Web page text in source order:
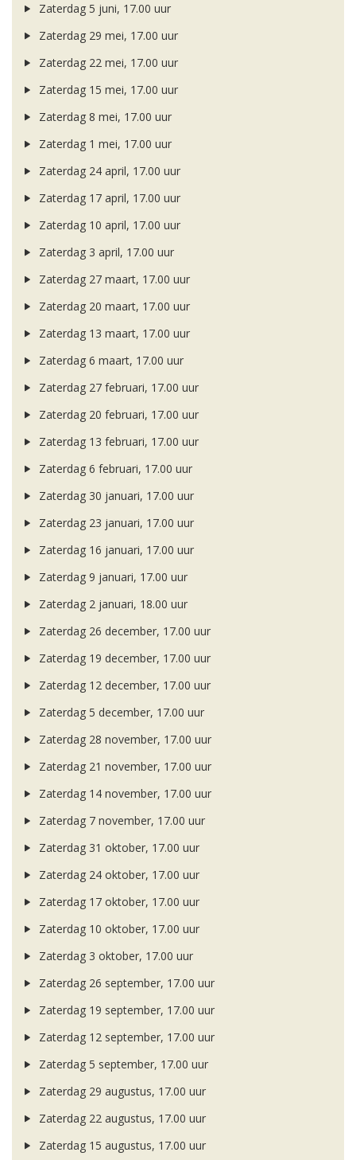
Zaterdag 5 juni, 17.00 uur
Zaterdag 29 mei, 17.00 uur
Zaterdag 22 mei, 17.00 uur
Zaterdag 15 mei, 17.00 uur
Zaterdag 8 mei, 17.00 uur
Zaterdag 1 mei, 17.00 uur
Zaterdag 24 april, 17.00 uur
Zaterdag 17 april, 17.00 uur
Zaterdag 10 april, 17.00 uur
Zaterdag 3 april, 17.00 uur
Zaterdag 27 maart, 17.00 uur
Zaterdag 20 maart, 17.00 uur
Zaterdag 13 maart, 17.00 uur
Zaterdag 6 maart, 17.00 uur
Zaterdag 27 februari, 17.00 uur
Zaterdag 20 februari, 17.00 uur
Zaterdag 13 februari, 17.00 uur
Zaterdag 6 februari, 17.00 uur
Zaterdag 30 januari, 17.00 uur
Zaterdag 23 januari, 17.00 uur
Zaterdag 16 januari, 17.00 uur
Zaterdag 9 januari, 17.00 uur
Zaterdag 2 januari, 18.00 uur
Zaterdag 26 december, 17.00 uur
Zaterdag 19 december, 17.00 uur
Zaterdag 12 december, 17.00 uur
Zaterdag 5 december, 17.00 uur
Zaterdag 28 november, 17.00 uur
Zaterdag 21 november, 17.00 uur
Zaterdag 14 november, 17.00 uur
Zaterdag 7 november, 17.00 uur
Zaterdag 31 oktober, 17.00 uur
Zaterdag 24 oktober, 17.00 uur
Zaterdag 17 oktober, 17.00 uur
Zaterdag 10 oktober, 17.00 uur
Zaterdag 3 oktober, 17.00 uur
Zaterdag 26 september, 17.00 uur
Zaterdag 19 september, 17.00 uur
Zaterdag 12 september, 17.00 uur
Zaterdag 5 september, 17.00 uur
Zaterdag 29 augustus, 17.00 uur
Zaterdag 22 augustus, 17.00 uur
Zaterdag 15 augustus, 17.00 uur